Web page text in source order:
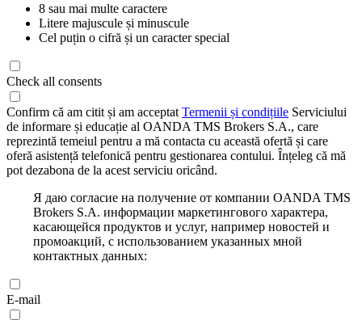
8 sau mai multe caractere
Litere majuscule și minuscule
Cel puțin o cifră și un caracter special
Check all consents
Confirm că am citit și am acceptat Termenii și condițiile Serviciului
de informare și educație al OANDA TMS Brokers S.A., care
reprezintă temeiul pentru a mă contacta cu această ofertă și care
oferă asistență telefonică pentru gestionarea contului. Înțeleg că mă
pot dezabona de la acest serviciu oricând.
Я даю согласие на получение от компании OANDA TMS
Brokers S.A. информации маркетингового характера,
касающейся продуктов и услуг, например новостей и
промоакций, с использованием указанных мной
контактных данных:
E-mail